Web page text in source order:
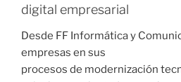
digital empresarial
Desde FF Informática y
empresas en sus
procesos de modernización